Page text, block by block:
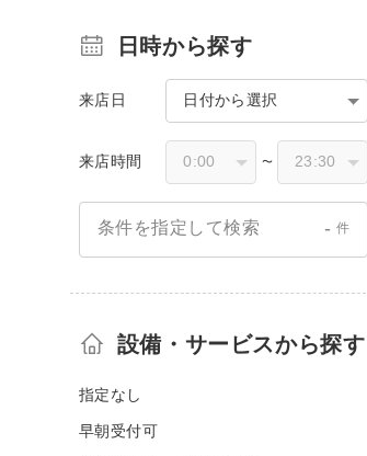
日時から探す
来店日 日付から選択
来店時間 〜
条件を指定して検索 - 件
設備・サービスから探す
指定なし
早朝受付可